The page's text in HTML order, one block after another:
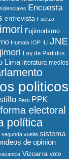
Encuesta
entrevista Fuerza
Fujimorismo
Humala IOP IU JNE
Ley de Partidos
Lima literatura medios
politicos
Perú PPK
electoral
política
segunda vuelta sistema
de opinion
Vizcarra voto